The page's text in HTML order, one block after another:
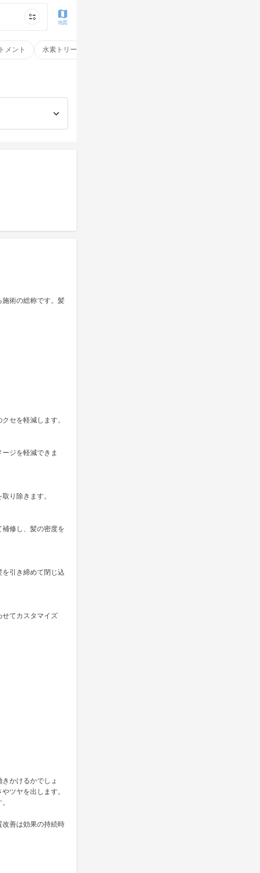
メント 水素トリートメント
地図
術の総称です。髪
セを軽減します。
ジを軽減できま
り除きます。
修し、髪の密度を
引き締めて閉じ込
せてカスタマイズ
かけるかでしょ
ツヤを出します。
改善は効果の持続時